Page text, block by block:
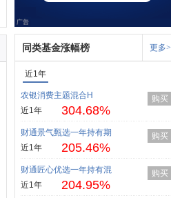
同类基金涨幅榜 更多>
近1年
农银消费主题混合H
近1年
304.68%
购买
财通景气甄选一年持有期
近1年
205.46%
购买
财通匠心优选一年持有混
近1年
204.95%
购买